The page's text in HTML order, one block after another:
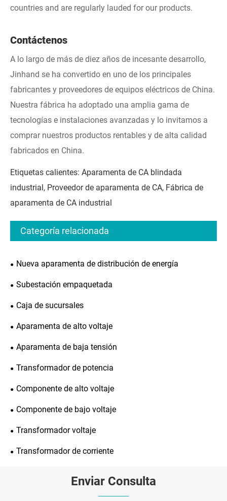
countries and are regularly lauded for our products.
Contáctenos
A lo largo de más de diez años de incesante desarrollo,
Jinhand se ha convertido en uno de los principales
fabricantes y proveedores de equipos eléctricos de China.
Nuestra fábrica ha adoptado una amplia gama de
tecnologías e instalaciones avanzadas y lo invitamos a
comprar nuestros productos rentables y de alta calidad
fabricados en China.
Etiquetas calientes: Aparamenta de CA blindada
industrial, Proveedor de aparamenta de CA, Fábrica de
aparamenta de CA industrial
Categoría relacionada
Nueva aparamenta de distribución de energía
Subestación empaquetada
Caja de sucursales
Aparamenta de alto voltaje
Aparamenta de baja tensión
Transformador de potencia
Componente de alto voltaje
Componente de bajo voltaje
Transformador voltaje
Transformador de corriente
Enviar Consulta